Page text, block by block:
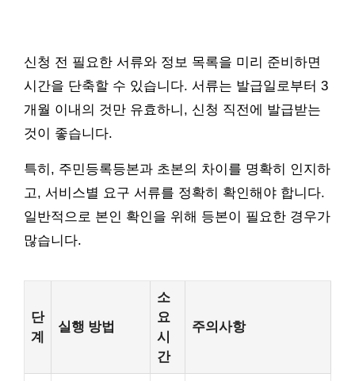
신청 전 필요한 서류와 정보 목록을 미리 준비하면
시간을 단축할 수 있습니다. 서류는 발급일로부터 3
개월 이내의 것만 유효하니, 신청 직전에 발급받는
것이 좋습니다.
특히, 주민등록등본과 초본의 차이를 명확히 인지하
고, 서비스별 요구 서류를 정확히 확인해야 합니다.
일반적으로 본인 확인을 위해 등본이 필요한 경우가
많습니다.
단
계
실행 방법
소
요
시
간
주의사항